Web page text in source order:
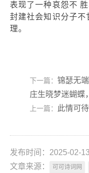
表现了一种哀怨不
封建社会知识分子不
理。
下一篇： 锦瑟无
庄生晓梦迷蝴蝶
上一篇： 此情可
发布时间：2025-02-13
文章来源：
可可诗词网